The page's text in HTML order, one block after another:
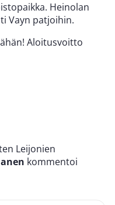
Heinolan
Vayn patjoihin.
Aloitusvoitto
Leijonien
kommentoi